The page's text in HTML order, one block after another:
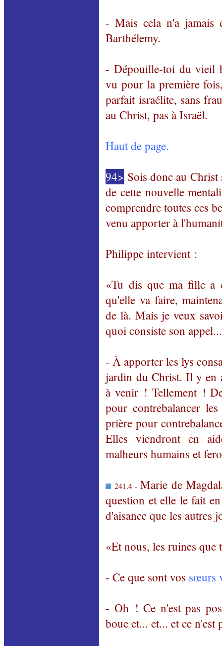
- Mais cela n'a jamais
Barthélemy.
- Dépouille-toi du vieil
vu pour la première
parfait israélite, sans
au Christ, pas à Israël.
Haut de page.
94> Sois donc au Christ
de cette nouvelle
comprendre toutes ces
venu apporter à
Philippe intervient :
«Tu dis que ma fille a
qu'elle va faire,
de là. Mais je veux
quoi consiste son appel...
- À apporter les lys
jardin du Christ. Il y en
à venir ! Tellement !
pour contrebalancer
prière pour
Elles viendront en
malheurs humains et
241.4 -Marie de
question et elle le fait
d'aisance que les autres
«Et nous, les ruines que
- Ce que sont vos sœurs
- Oh ! Ce n'est pas
boue et... et... et ce n'est